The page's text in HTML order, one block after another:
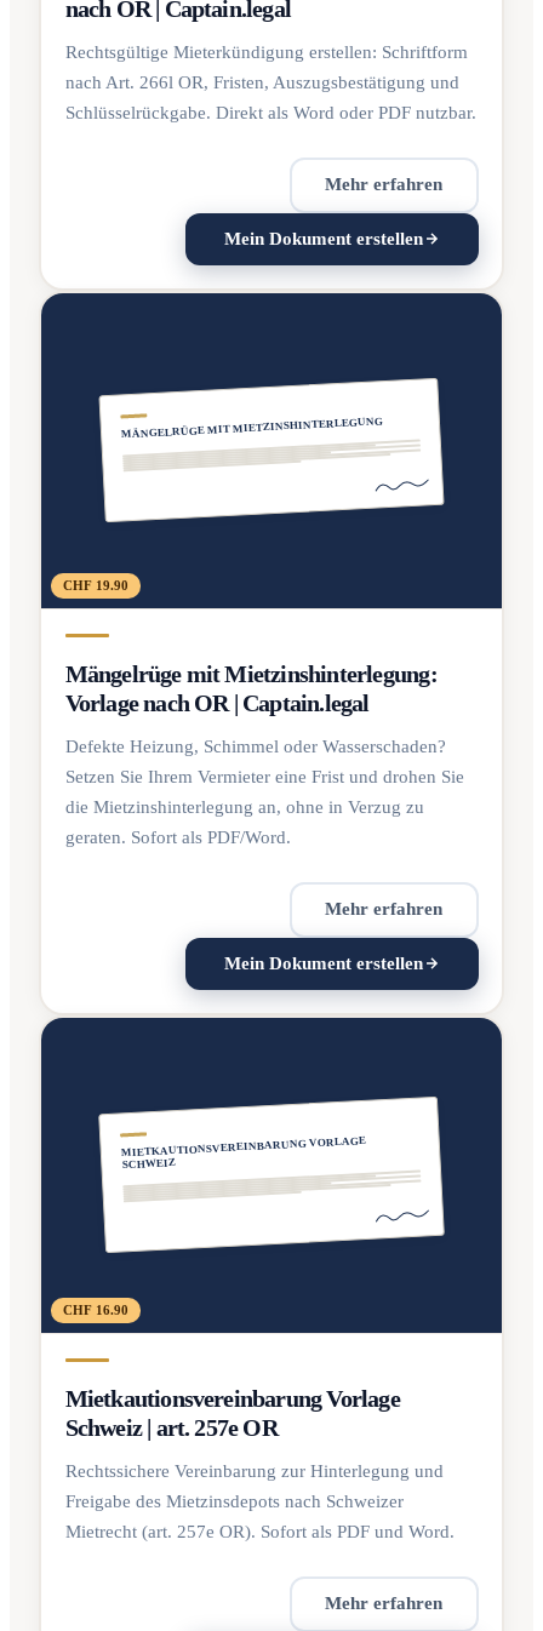
nach OR | Captain.legal
Rechtsgültige Mieterkündigung erstellen: Schriftform
nach Art. 266l OR, Fristen, Auszugsbestätigung und
Schlüsselrückgabe. Direkt als Word oder PDF nutzbar.
Mehr erfahren
Mein Dokument erstellen
MÄNGELRÜGE MIT MIETZINSHINTERLEGUNG
CHF 19.90
Mängelrüge mit Mietzinshinterlegung:
Vorlage nach OR | Captain.legal
Defekte Heizung, Schimmel oder Wasserschaden?
Setzen Sie Ihrem Vermieter eine Frist und drohen Sie
die Mietzinshinterlegung an, ohne in Verzug zu
geraten. Sofort als PDF/Word.
Mehr erfahren
Mein Dokument erstellen
MIETKAUTIONSVEREINBARUNG VORLAGE
SCHWEIZ
CHF 16.90
Mietkautionsvereinbarung Vorlage
Schweiz | art. 257e OR
Rechtssichere Vereinbarung zur Hinterlegung und
Freigabe des Mietzinsdepots nach Schweizer
Mietrecht (art. 257e OR). Sofort als PDF und Word.
Mehr erfahren